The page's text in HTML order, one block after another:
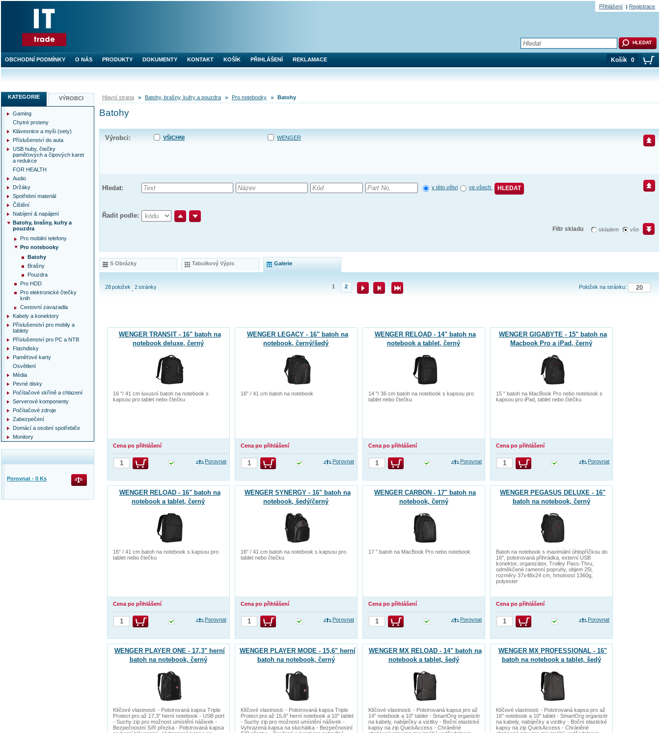
Hlavní strana Batohy, brašny, kufry a pouzdra Pro notebooky Batohy
Batohy
Výrobci: VŠICHNI WENGER
Hledat: v této větvi ve všech HLEDAT
Řadit podle:
Filtr skladu skladem vše
S Obrázky Tabulkový Výpis Galerie
Položek na stránku:
28položek 2stránky 1 2
WENGER TRANSIT - 16" batoh na
notebook deluxe, černý
16 "/ 41 cm luxusní batoh na notebook s
kapsou pro tablet nebo čtečku
Cena po přihlášení
Porovnat
WENGER LEGACY - 16" batoh na
notebook, černý/šedý
16" / 41 cm batoh na notebook
Cena po přihlášení
Porovnat
WENGER RELOAD - 14" batoh na
notebook a tablet, černý
14 "/ 36 cm batoh na notebook s kapsou pro
tablet nebo čtečku
Cena po přihlášení
Porovnat
WENGER GIGABYTE - 15" batoh na
Macbook Pro a iPad, černý
15 " batoh na MacBook Pro nebo notebook s
kapsou pro iPad, tablet nebo čtečku
Cena po přihlášení
Porovnat
WENGER RELOAD - 16" batoh na
notebook a tablet, černý
16" / 41 cm batoh na notebook s kapsou pro
tablet nebo čtečku
Cena po přihlášení
Porovnat
WENGER SYNERGY - 16" batoh na
notebook, šedý/černý
16" / 41 cm batoh na notebook s kapsou pro
tablet nebo čtečku
Cena po přihlášení
Porovnat
WENGER CARBON - 17" batoh na
notebook, černý
17 " batoh na MacBook Pro nebo notebook
Cena po přihlášení
Porovnat
WENGER PEGASUS DELUXE - 16"
batoh na notebook, černý
Batoh na notebook s maximální úhlopříčkou do
16", polstrovaná přihrádka, externí USB
konektor, organizátor, Trolley Pass-Thru,
odměkčené ramenní popruhy, objem 25l,
rozměry 37x48x24 cm, hmotnost 1360g,
polyester
Cena po přihlášení
Porovnat
WENGER PLAYER ONE - 17,3" herní
batoh na notebook, černý
Klíčové vlastnosti: - Polstrovaná kapsa Triple
Protect pro až 17,3" herní notebook - USB port
- Suchy zip pro možnost umístění nášivek -
Bezpečnostní S/R přezka - Polstrovaná kapsa
WENGER PLAYER MODE - 15,6" herní
batoh na notebook, černý
Klíčové vlastnosti: - Polstrovaná kapsa Triple
Protect pro až 15,6" herní notebook a 10" tablet
- Suchy zip pro možnost umístění nášivek -
Vyhrazená kapsa na sluchátka - Bezpečnostní
WENGER MX RELOAD - 14" batoh na
notebook a tablet, šedý
Klíčové vlastnosti: - Polstrovaná kapsa pro až
14" notebook a 10" tablet - SmartOrg organizér
na kabely, nabíječky a vizitky - Boční elastické
kapsy na zip QuickAccess - Chráněné
WENGER MX PROFESSIONAL - 16"
batoh na notebook a tablet, šedý
Klíčové vlastnosti: - Polstrovaná kapsa pro až
16" notebook a 10" tablet - SmartOrg organizér
na kabely, nabíječky a vizitky - Boční elastické
kapsy na zip QuickAccess - Chráněné
KATEGORIE VÝROBCI
Gaming
Chytré prsteny
Klávesnice a myši (sety)
Příslušenství do auta
USB huby, čtečky
paměťových a čipových karet
a redukce
FOR HEALTH
Audio
Držáky
Spotřební materiál
Čištění
Nabíjení & napájení
Batohy, brašny, kufry a
pouzdra
Pro mobilní telefony
Pro notebooky
Batohy
Brašny
Pouzdra
Pro HDD
Pro elektronické čtečky
knih
Cestovní zavazadla
Kabely a konektory
Příslušenství pro mobily a
tablety
Příslušenství pro PC a NTB
Flashdisky
Paměťové karty
Osvětlení
Média
Pevné disky
Počítačové skříně a chlazení
Serverové komponenty
Počítačové zdroje
Zabezpečení
Domácí a osobní spotřebiče
Monitory
Porovnat - 0 Ks
OBCHODNÍ PODMÍNKY O NÁS PRODUKTY DOKUMENTY KONTAKT KOŠÍK PŘIHLÁŠENÍ REKLAMACE Košík 0
Přihlášení Registrace